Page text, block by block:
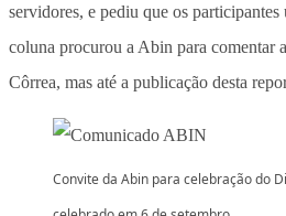
servidores, e pediu que os participantes
coluna procurou a Abin para comentar
Côrrea, mas até a publicação desta
Convite da Abin para celebração do